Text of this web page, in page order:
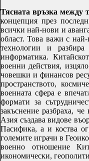
Тясната връзка между
концепция през
всички най-нови и
област. Това важи с
технологии и
информатика.
военни действия,
човешки и финансов
пространството,
военната сфера е
формати за
закъснение разбраха,
Азия създава видове
Пасифика, а и коства
големите играчи в
военно отношение
икономически,